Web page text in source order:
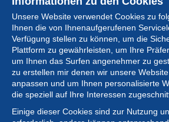
Unsere Website verwendet Cookies zu
Ihnen die von Ihnenaufgerufenen
Verfügung stellen zu können, um die
Plattform zu gewährleisten, um Ihre
um Ihnen das Surfen angenehmer zu
zu erstellen mir denen wir unsere
anpassen und um Ihnen personalisierte
die speziell auf Ihre Interessen
Einige dieser Cookies sind zur Nutzung
Sammlung
Neuigkeiten